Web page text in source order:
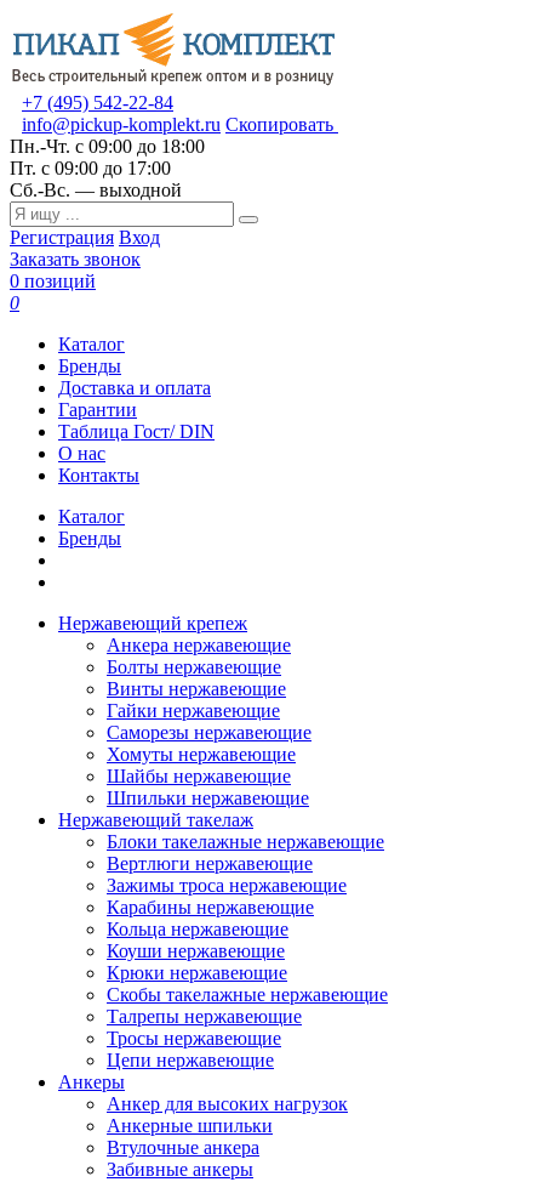
+7 (495) 542-22-84
info@pickup-komplekt.ru Скопировать
Пн.-Чт. с 09:00 до 18:00
Пт. с 09:00 до 17:00
Сб.-Вс. — выходной
Регистрация Вход
Заказать звонок
0 позиций
0
Каталог
Бренды
Доставка и оплата
Гарантии
Таблица Гост/ DIN
О нас
Контакты
Каталог
Бренды
Нержавеющий крепеж
Анкера нержавеющие
Болты нержавеющие
Винты нержавеющие
Гайки нержавеющие
Саморезы нержавеющие
Хомуты нержавеющие
Шайбы нержавеющие
Шпильки нержавеющие
Нержавеющий такелаж
Блоки такелажные нержавеющие
Вертлюги нержавеющие
Зажимы троса нержавеющие
Карабины нержавеющие
Кольца нержавеющие
Коуши нержавеющие
Крюки нержавеющие
Скобы такелажные нержавеющие
Талрепы нержавеющие
Тросы нержавеющие
Цепи нержавеющие
Анкеры
Анкер для высоких нагрузок
Анкерные шпильки
Втулочные анкера
Забивные анкеры